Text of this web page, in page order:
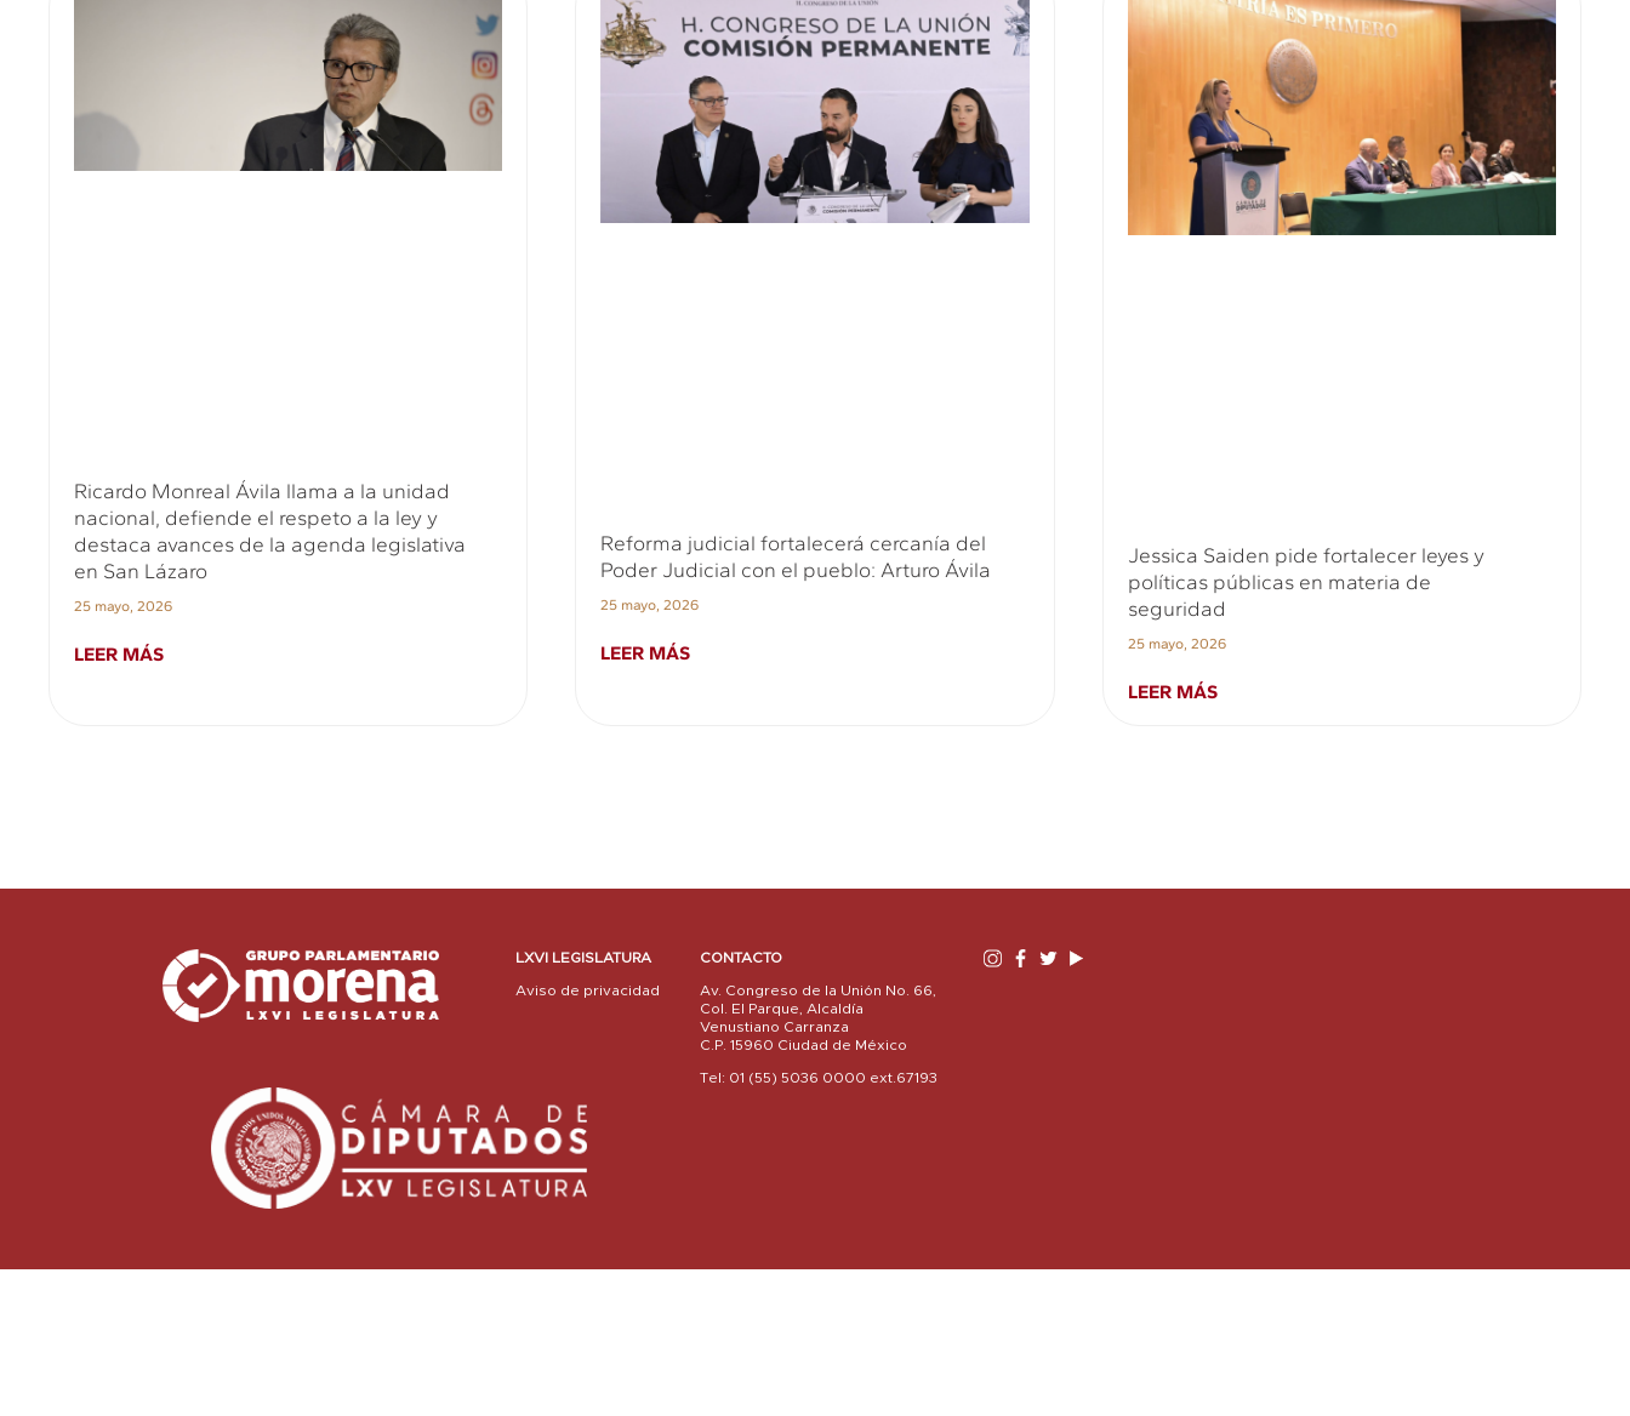
Ricardo Monreal Ávila llama a la unidad
nacional, defiende el respeto a la ley y
destaca avances de la agenda legislativa
en San Lázaro
25 mayo, 2026
LEER MÁS
Reforma judicial fortalecerá cercanía del
Poder Judicial con el pueblo: Arturo Ávila
25 mayo, 2026
LEER MÁS
Jessica Saiden pide fortalecer leyes y
políticas públicas en materia de
seguridad
25 mayo, 2026
LEER MÁS
LXVI LEGISLATURA
Aviso de privacidad
CONTACTO
Av. Congreso de la Unión No. 66,
Col. El Parque, Alcaldía
Venustiano Carranza
C.P. 15960 Ciudad de México
Tel: 01 (55) 5036 0000 ext.67193